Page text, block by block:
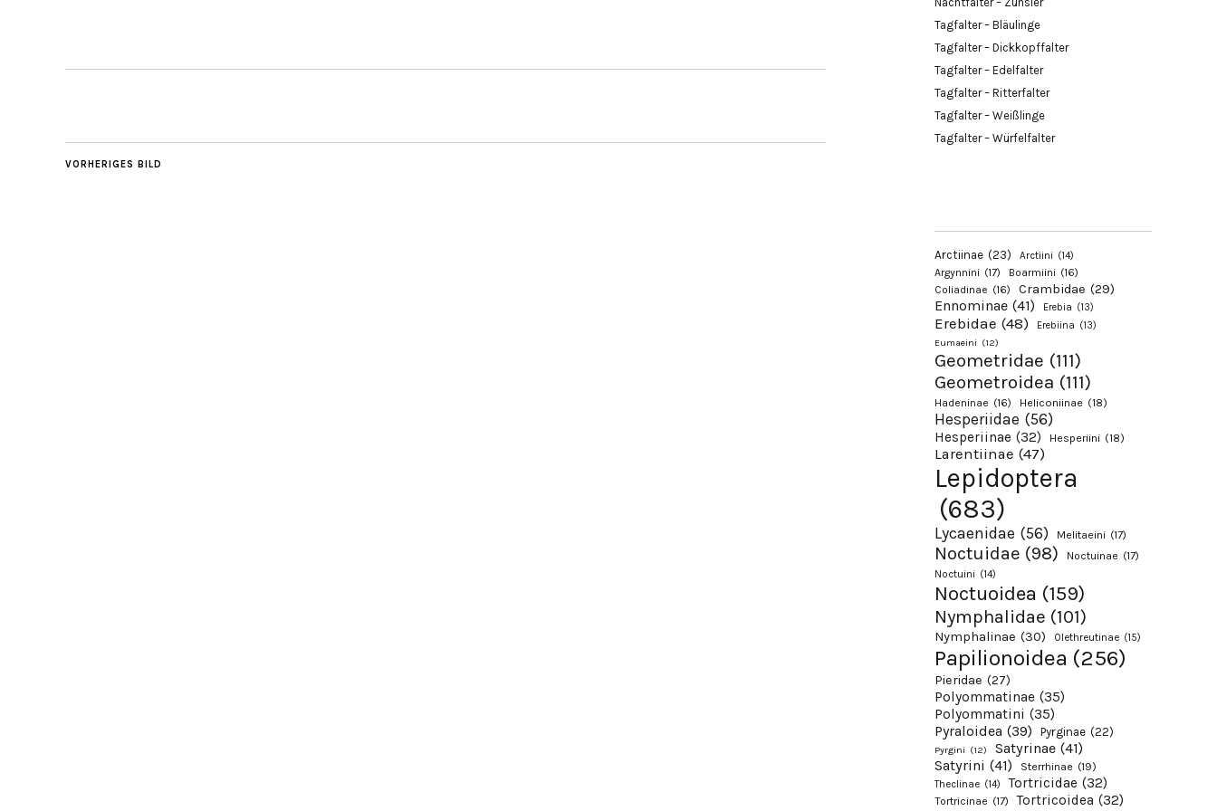
VORHERIGES BILD
Tagfalter – Bläulinge
Tagfalter – Dickkopffalter
Tagfalter – Edelfalter
Tagfalter – Ritterfalter
Tagfalter – Weißlinge
Tagfalter – Würfelfalter
Arctiinae (23) Arctiini (14)
Argynnini (17) Boarmiini (16)
Coliadinae (16) Crambidae (29)
Ennominae (41) Erebia (13)
Erebidae (48) Erebiina (13)
Eumaeini (12)
Geometridae (111)
Geometroidea (111)
Hadeninae (16) Heliconiinae (18)
Hesperiidae (56)
Hesperiinae (32) Hesperiini (18)
Larentiinae (47)
Lepidoptera
(683)
Lycaenidae (56) Melitaeini (17)
Noctuidae (98) Noctuinae (17)
Noctuini (14)
Noctuoidea (159)
Nymphalidae (101)
Nymphalinae (30) Olethreutinae (15)
Papilionoidea (256)
Pieridae (27)
Polyommatinae (35)
Polyommatini (35)
Pyraloidea (39) Pyrginae (22)
Pyrgini (12) Satyrinae (41)
Satyrini (41) Sterrhinae (19)
Theclinae (14) Tortricidae (32)
Tortricinae (17) Tortricoidea (32)